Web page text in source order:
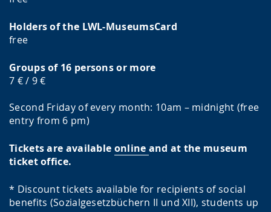
Holders of the LWL-MuseumsCard
free
Groups of 16 persons or more
7 € / 9 €
Second Friday of every month: 10am – midnight (free
entry from 6 pm)
Tickets are available online and at the museum
ticket office.
* Discount tickets available for recipients of social
benefits (Sozialgesetzbüchern II und XII), students up